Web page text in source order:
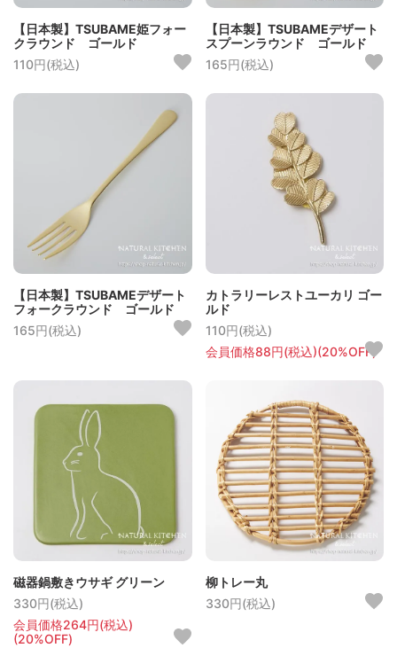
【日本製】TSUBAME姫フォー
クラウンド ゴールド
110円(税込)
【日本製】TSUBAMEデザート
スプーンラウンド ゴールド
165円(税込)
【日本製】TSUBAMEデザート
フォークラウンド ゴールド
165円(税込)
カトラリーレストユーカリ ゴー
ルド
110円(税込)
会員価格88円(税込)(20%OFF)
磁器鍋敷きウサギ グリーン
330円(税込)
会員価格264円(税込)
(20%OFF)
柳トレー丸
330円(税込)